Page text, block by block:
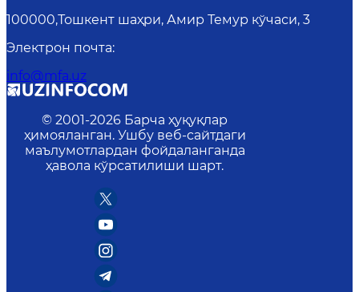
100000,Тошкент шаҳри, Амир Темур кўчаси, 3
Электрон почта:
info@mfa.uz
© 2001-2026 Барча ҳуқуқлар
ҳимояланган. Ушбу веб-сайтдаги
маълумотлардан фойдаланганда
ҳавола кўрсатилиши шарт.